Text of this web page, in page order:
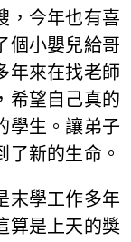
，今年也有喜
個小嬰兒給哥
年來在找老師
希望自己真的
學生。讓弟子
新的生命。
末學工作多年
算是上天的獎